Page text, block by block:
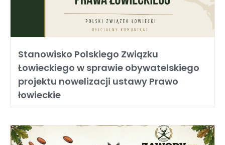
Stanowisko Polskiego Związku
Łowieckiego w sprawie obywatelskiego
projektu nowelizacji ustawy Prawo
łowieckie